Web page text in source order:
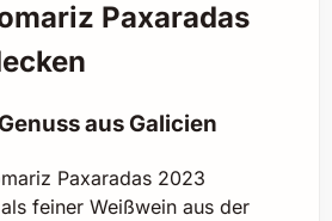
Paxaradas
aus Galicien
Paxaradas 2023
feiner Weißwein aus der